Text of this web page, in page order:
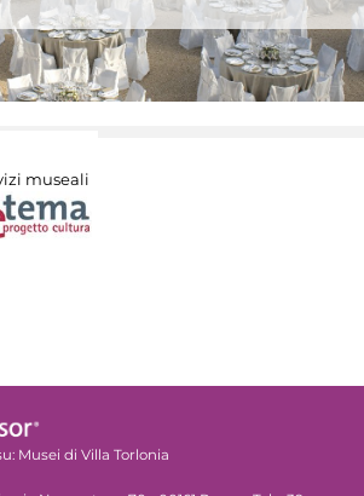
museali
Musei di Villa Torlonia